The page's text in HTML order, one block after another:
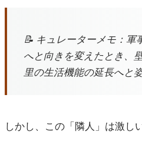
📝 キュレーターメモ：軍
へと向きを変えたとき、
里の生活機能の延長へと
しかし、この「隣人」は激し